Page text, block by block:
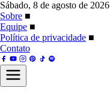
Sábado, 8 de agosto de 2026
Sobre ■
Equipe ■
Política de privacidade ■
Contato